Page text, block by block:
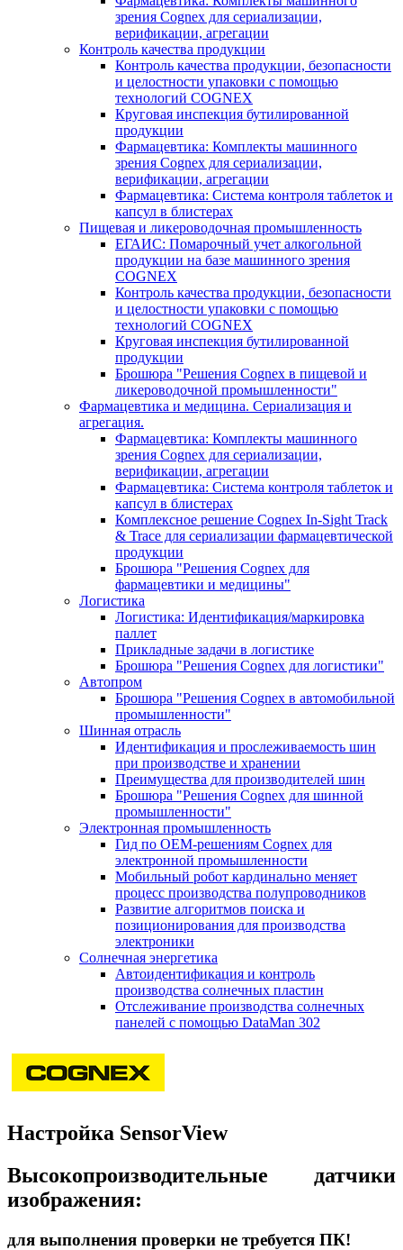
зрения Cognex для сериализации,
верификации, агрегации
Контроль качества продукции
Контроль качества продукции, безопасности
и целостности упаковки с помощью
технологий COGNEX
Круговая инспекция бутилированной
продукции
Фармацевтика: Комплекты машинного
зрения Cognex для сериализации,
верификации, агрегации
Фармацевтика: Система контроля таблеток и
капсул в блистерах
Пищевая и ликероводочная промышленность
ЕГАИС: Помарочный учет алкогольной
продукции на базе машинного зрения
COGNEX
Контроль качества продукции, безопасности
и целостности упаковки с помощью
технологий COGNEX
Круговая инспекция бутилированной
продукции
Брошюра "Решения Cognex в пищевой и
ликероводочной промышленности"
Фармацевтика и медицина. Сериализация и
агрегация.
Фармацевтика: Комплекты машинного
зрения Cognex для сериализации,
верификации, агрегации
Фармацевтика: Система контроля таблеток и
капсул в блистерах
Комплексное решение Cognex In-Sight Track
& Trace для сериализации фармацевтической
продукции
Брошюра "Решения Cognex для
фармацевтики и медицины"
Логистика
Логистика: Идентификация/маркировка
паллет
Прикладные задачи в логистике
Брошюра "Решения Cognex для логистики"
Автопром
Брошюра "Решения Cognex в автомобильной
промышленности"
Шинная отрасль
Идентификация и прослеживаемость шин
при производстве и хранении
Преимущества для производителей шин
Брошюра "Решения Cognex для шинной
промышленности"
Электронная промышленность
Гид по ОЕМ-решениям Cognex для
электронной промышленности
Мобильный робот кардинально меняет
процесс производства полупроводников
Развитие алгоритмов поиска и
позиционирования для производства
электроники
Солнечная энергетика
Автоидентификация и контроль
производства солнечных пластин
Отслеживание производства солнечных
панелей с помощью DataMan 302
Настройка SensorView
Высокопроизводительные датчики
изображения:
для выполнения проверки не требуется ПК!